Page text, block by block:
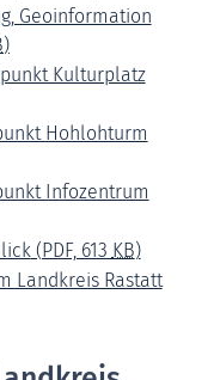
Geoinformation
)
Kulturplatz
Hohlohturm
Infozentrum
(PDF, 613 KB)
Landkreis Rastatt